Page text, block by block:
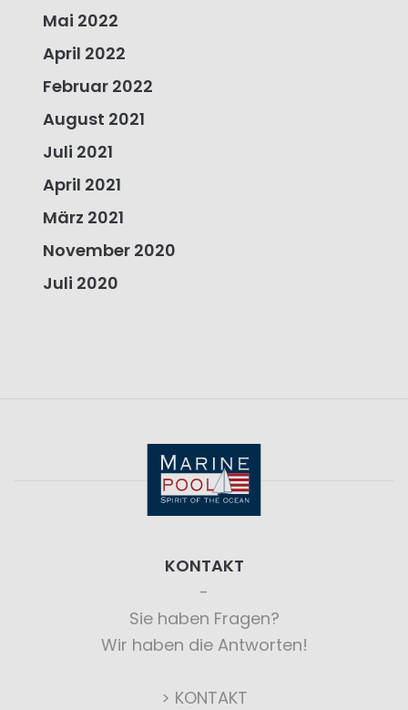
Mai 2022
April 2022
Februar 2022
August 2021
Juli 2021
April 2021
März 2021
November 2020
Juli 2020
KONTAKT
Sie haben Fragen?
Wir haben die Antworten!
> KONTAKT